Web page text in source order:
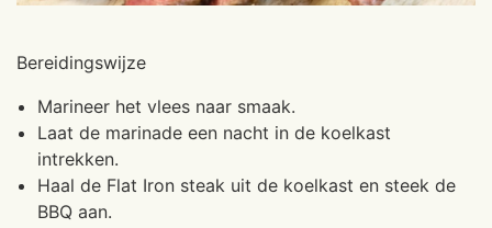
Bereidingswijze
Marineer het vlees naar smaak.
Laat de marinade een nacht in de koelkast
intrekken.
Haal de Flat Iron steak uit de koelkast en steek de
BBQ aan.